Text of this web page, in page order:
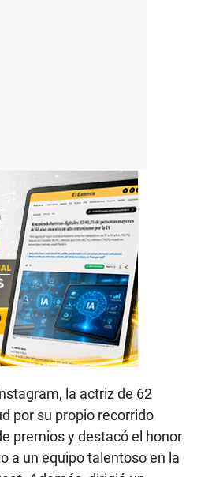
la actriz de 62
por su propio recorrido
premios y destacó el honor
a un equipo talentoso en la